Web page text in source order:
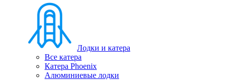
Лодки и катера
Все катера
Катера Phoenix
Алюминиевые лодки